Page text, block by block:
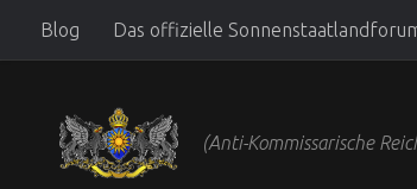
Zum Inhalt springen
Blog Das offizielle
(Anti-Kommissarische